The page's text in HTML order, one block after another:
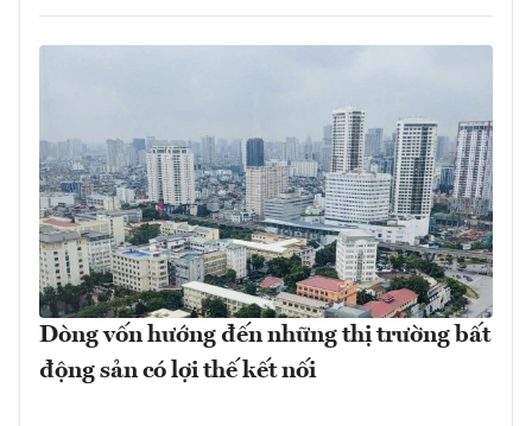
Dòng vốn hướng đến những thị trường bất
động sản có lợi thế kết nối